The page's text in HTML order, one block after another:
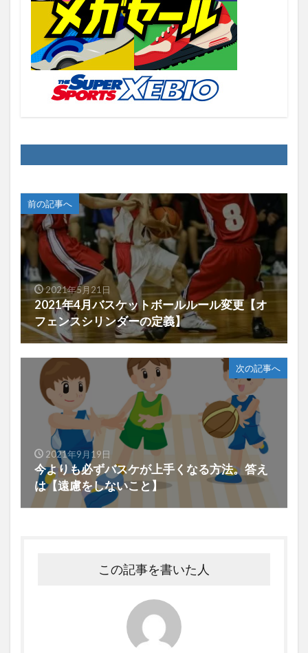
前の記事へ
2021年5月21日
2021年4月バスケットボールルール変更【オ
フェンスシリンダーの定義】
次の記事へ
2021年9月19日
今よりも必ずバスケが上手くなる方法。答え
は【遠慮をしないこと】
この記事を書いた人